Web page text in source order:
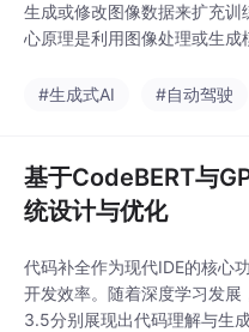
生成或修改图像数据来扩充
心原理是利用图像处理或生成
效，但在模拟复杂环境条件
#生成式AI #自动驾驶
基于CodeBERT与
统设计与优化
代码补全作为现代IDE的核心
开发效率。随着深度学习发
3.5分别展现出代码理解与生